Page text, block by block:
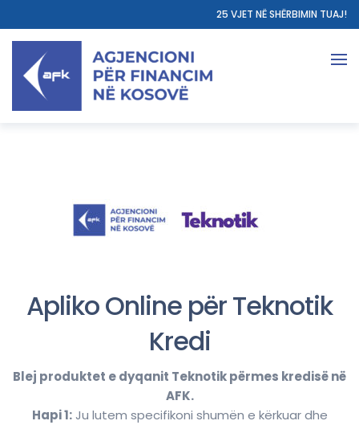
25 VJET NË SHËRBIMIN TUAJ!
Apliko Online për Teknotik
Kredi
Blej produktet e dyqanit Teknotik përmes kredisë në
AFK.
Hapi 1:Ju lutem specifikoni shumën e kërkuar dhe